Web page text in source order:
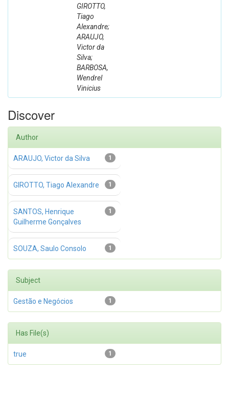
GIROTTO,
Tiago
Alexandre;
ARAUJO,
Victor da
Silva;
BARBOSA,
Wendrel
Vinicius
Discover
Author
1
ARAUJO, Victor da Silva
1
GIROTTO, Tiago Alexandre
1
SANTOS, Henrique
Guilherme Gonçalves
1
SOUZA, Saulo Consolo
Subject
1
Gestão e Negócios
Has File(s)
1
true